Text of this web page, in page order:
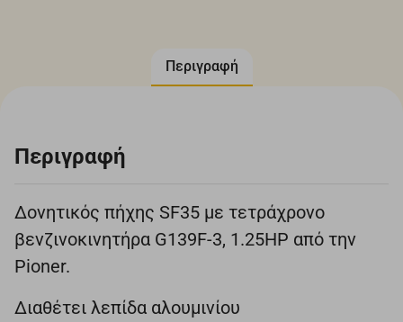
Περιγραφή
Περιγραφή
Δονητικός πήχης SF35 με τετράχρονο
βενζινοκινητήρα G139F-3, 1.25HP από την
Pioner.
Διαθέτει λεπίδα αλουμινίου